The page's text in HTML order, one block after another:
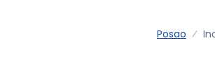
Posao